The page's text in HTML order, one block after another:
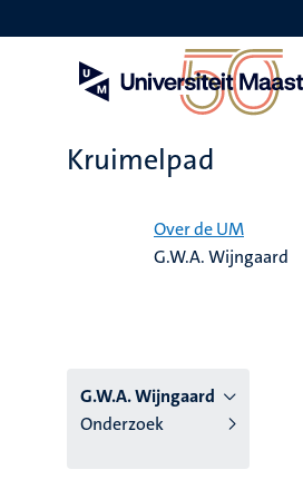
en
Kruimelpad
Over de UM
G.W.A. Wijngaard
G.W.A. Wijngaard
Onderzoek